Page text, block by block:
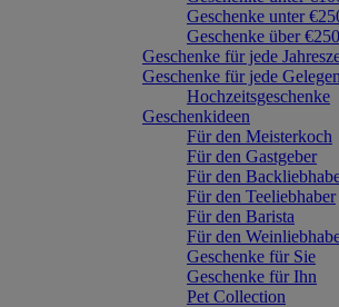
Geschenke unter
Geschenke über €250
Geschenke für jede
Geschenke für jede
Hochzeitsgeschenke
Geschenkideen
Für den Meisterkoch
Für den Gastgeber
Für den
Für den Teeliebhaber
Für den Barista
Für den
Geschenke für Sie
Geschenke für Ihn
Pet Collection